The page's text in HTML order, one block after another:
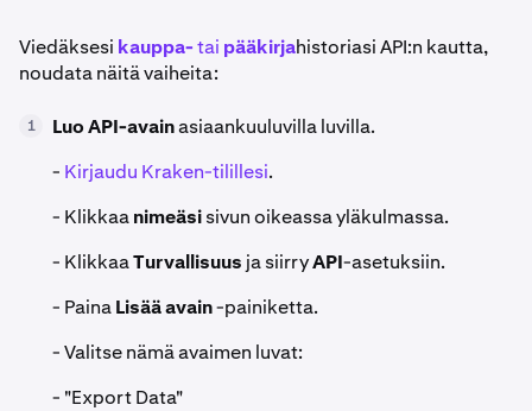
Viedäksesi kauppa-tai pääkirjahistoriasi API:n kautta,
noudata näitä vaiheita:
1 LuoAPI-avainasiaankuuluvilla luvilla.
- Kirjaudu Kraken-tilillesi.
- Klikkaanimeäsisivun oikeassa yläkulmassa.
- KlikkaaTurvallisuus ja siirryAPI-asetuksiin.
- PainaLisää avain-painiketta.
- Valitse nämä avaimen luvat:
- "Export Data"